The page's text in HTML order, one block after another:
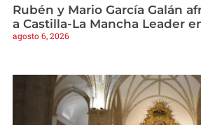
Rubén y Mario García Galán
a Castilla-La Mancha Leader
agosto 6, 2026